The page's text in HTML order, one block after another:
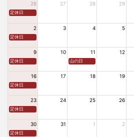
26
27 28 29
定休日
2 3 4 5
定休日
9 10 11 12
定休日 山の日
16 17 18 19
定休日
23 24 25 26
定休日
30 31 1 2
定休日